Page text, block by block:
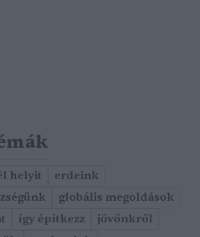
helyit
erdeink
globális megoldások
így építkezz
jövőnkről